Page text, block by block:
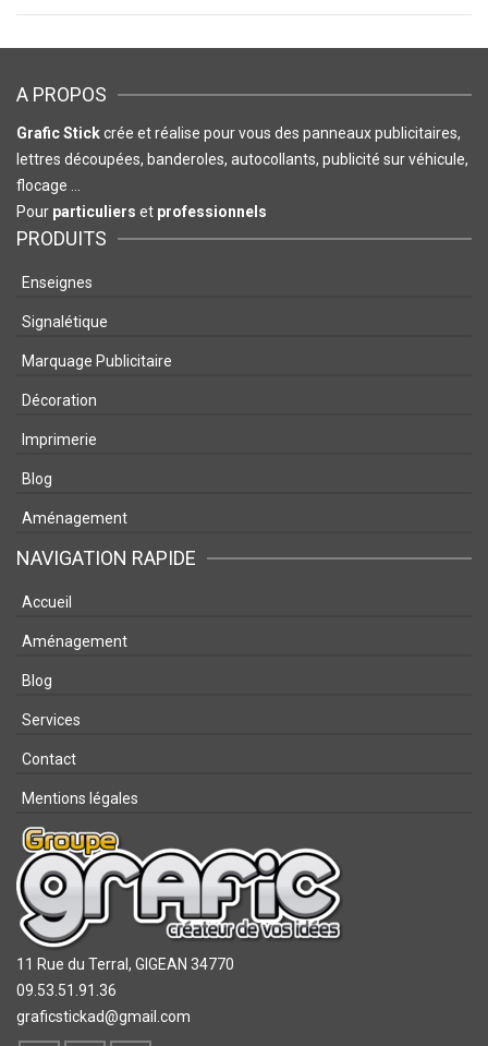
A PROPOS
Grafic Stickcrée et réalise pour vous des panneaux publicitaires,
lettres découpées, banderoles, autocollants, publicité sur véhicule,
flocage …
Pour particuliers et professionnels
PRODUITS
Enseignes
Signalétique
Marquage Publicitaire
Décoration
Imprimerie
Blog
Aménagement
NAVIGATION RAPIDE
Accueil
Aménagement
Blog
Services
Contact
Mentions légales
11 Rue du Terral, GIGEAN 34770
09.53.51.91.36
graficstickad@gmail.com